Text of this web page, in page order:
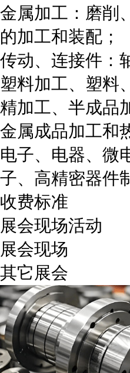
金属加工：磨削
的加工和装配；
传动、连接件：
塑料加工、塑料
精加工、半成品
金属成品加工和
电子、电器、微
子、高精密器件
收费标准
展会现场活动
展会现场
其它展会